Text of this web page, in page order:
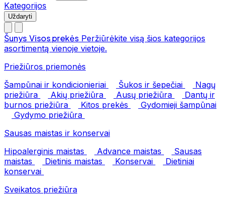
Kategorijos
Uždaryti
Šunys Visos prekės Peržiūrėkite visą šios kategorijos
asortimentą vienoje vietoje.
Priežiūros priemonės
Šampūnai ir kondicionieriai
Šukos ir šepečiai
Nagų
priežiūra
Akių priežiūra Ausų priežiūra
Dantų ir
burnos priežiūra
Kitos prekės
Gydomieji šampūnai
Gydymo priežiūra
Sausas maistas ir konservai
Hipoalerginis maistas
Advance maistas
Sausas
maistas
Dietinis maistas Konservai
Dietiniai
konservai
Sveikatos priežiūra